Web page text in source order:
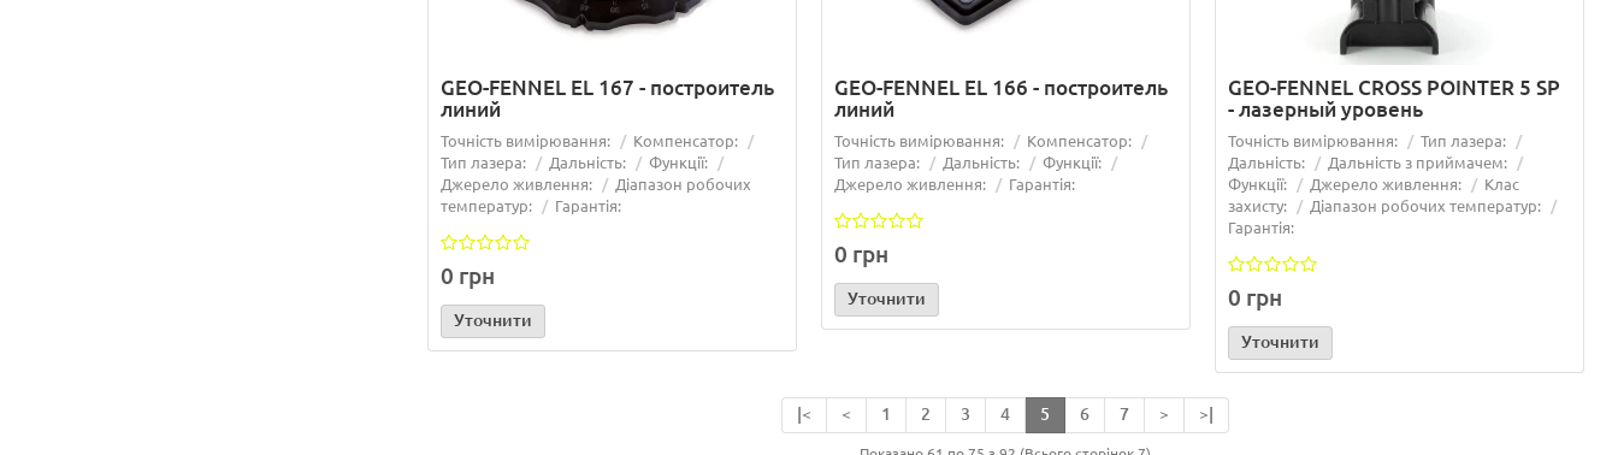
GEO-FENNEL EL 167 - построитель
линий
Точність вимірювання:
Компенсатор:
Тип лазера:
Дальність:
Функції:
Джерело живлення:
Діапазон робочих
температур:
Гарантія:
0 грн
Уточнити
GEO-FENNEL EL 166 - построитель
линий
Точність вимірювання:
Компенсатор:
Тип лазера:
Дальність:
Функції:
Джерело живлення:
Гарантія:
0 грн
Уточнити
GEO-FENNEL CROSS POINTER 5 SP
- лазерный уровень
Точність вимірювання:
Тип лазера:
Дальність:
Дальність з приймачем:
Функції:
Джерело живлення:
Клас
захисту:
Діапазон робочих температур:
Гарантія:
0 грн
Уточнити
|< < 1 2 3 4 5 6 7 > >|